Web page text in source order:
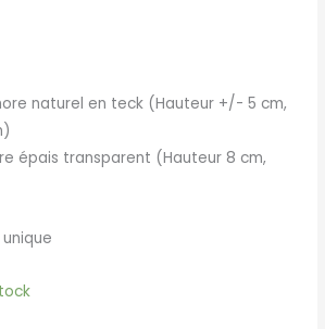
naturel en teck (Hauteur +/- 5 cm,
épais transparent (Hauteur 8 cm,